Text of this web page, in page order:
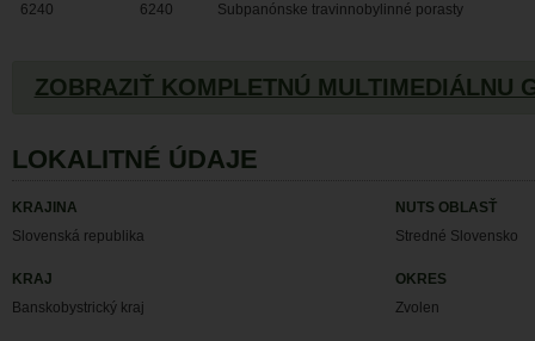
6240 6240 Subpanónske travinnobylinné porasty
ZOBRAZIŤ KOMPLETNÚ MULTIMEDIÁLNU
LOKALITNÉ ÚDAJE
KRAJINA
Slovenská republika
NUTS OBLASŤ
Stredné Slovensko
KRAJ
Banskobystrický kraj
OKRES
Zvolen